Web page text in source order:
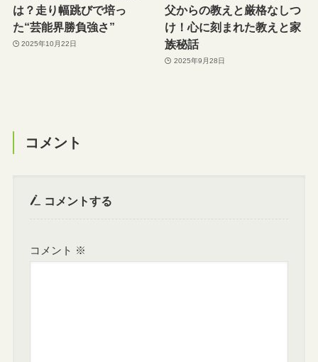
は？走り幅跳びで培っ
た“芸能界勝負強さ”
2025年10月22日
父からの教えと厳格なしつ
け！心に刻まれた教えと家
族秘話
2025年9月28日
コメント
コメントする
コメント ※